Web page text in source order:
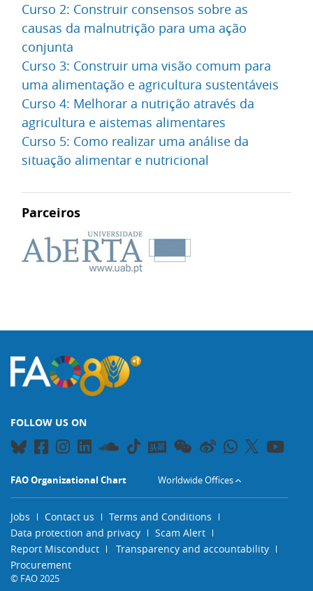
Curso 2: Construir consensos sobre as
causas da malnutrição para uma ação
conjunta
Curso 3: Construir uma visão comum para
uma alimentação e agricultura sustentáveis
Curso 4: Melhorar a nutrição através da
agricultura e aistemas alimentares
Curso 5: Como realizar uma análise da
situação alimentar e nutricional
Parceiros
FOLLOW US ON
FAO Organizational Chart Worldwide Offices
Jobs Contact us
Terms and Conditions
Data protection and privacy
Scam Alert
Report Misconduct
Transparency and accountability
Procurement
© FAO 2025